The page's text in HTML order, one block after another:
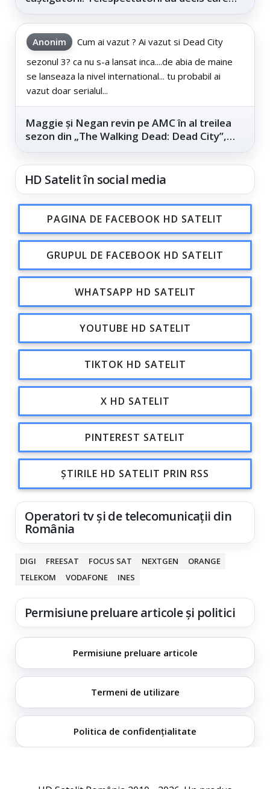
Anonim
Cum ai vazut ? Ai vazut si Dead City
sezonul 3? ca nu s-a lansat inca....de abia de maine
se lanseaza la nivel international... tu probabil ai
vazut doar serialul...
Maggie și Negan revin pe AMC în al treilea
sezon din „The Walking Dead: Dead City”,
HD Satelit în social media
PAGINA DE FACEBOOK HD SATELIT
GRUPUL DE FACEBOOK HD SATELIT
WHATSAPP HD SATELIT
YOUTUBE HD SATELIT
TIKTOK HD SATELIT
X HD SATELIT
PINTEREST SATELIT
ȘTIRILE HD SATELIT PRIN RSS
Operatori tv și de telecomunicații din
România
DIGI FREESAT FOCUS SAT NEXTGEN
ORANGE
TELEKOM
VODAFONE INES
Permisiune preluare articole și politici
Permisiune preluare articole
Termeni de utilizare
Politica de confidențialitate